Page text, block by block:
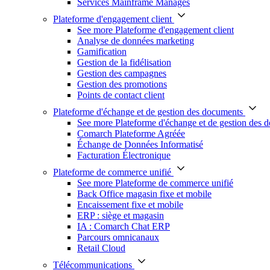
Services Mainframe Managés
Plateforme d'engagement client
See more Plateforme d'engagement client
Analyse de données marketing
Gamification
Gestion de la fidélisation
Gestion des campagnes
Gestion des promotions
Points de contact client
Plateforme d'échange et de gestion des documents
See more Plateforme d'échange et de gestion des
Comarch Plateforme Agréée
Échange de Données Informatisé
Facturation Électronique
Plateforme de commerce unifié
See more Plateforme de commerce unifié
Back Office magasin fixe et mobile
Encaissement fixe et mobile
ERP : siège et magasin
IA : Comarch Chat ERP
Parcours omnicanaux
Retail Cloud
Télécommunications